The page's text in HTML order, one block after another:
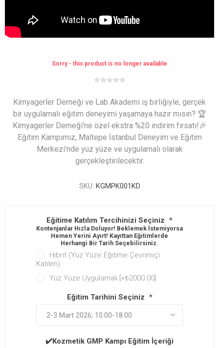
Sorry - this product is no longer available
Kimyagerler Derneği ve Lab Akademi iş birliğiyle, gerçek
bir uygulamalı eğitim deneyimi yaşamaya hazır mısın? 🏆
Kimyagerler Derneği'ne özel ekstra %20 indirim fırsatı!🎉
Eğitim Kampımız, Maltepe İstanbul Deneyim ve Eğitim
Merkezi’nde yüz yüze ve uygulamalı olarak
gerçekleştirilecektir.
SKU: KGMPK001KD
Eğitime Katılım Tercihinizi Seçiniz *
Kontenjanlar Hızla Doluyor! Beklemek İstemiyorsan
Hemen Yerini Ayırt! Kayıttan Eğitimlerde
Herhangi Bir Tarih Seçebilirsiniz.
Hibrit (Yüz Yüze Eğitime Çevrimiçi
Katılım)
Yüz Yüze Uygulamalı [+₺2000.00]
Eğitim Tarihini Seçiniz *
✔️Kozmetik GMP Kampı Eğitim İçeriği